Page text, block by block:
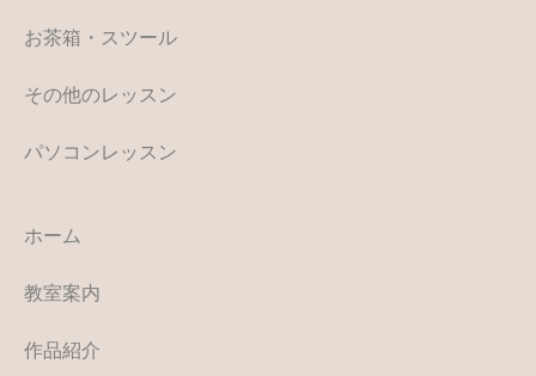
お茶箱・スツール
その他のレッスン
パソコンレッスン
ホーム
教室案内
作品紹介